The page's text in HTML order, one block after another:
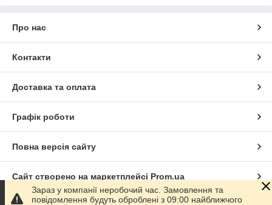
Про нас
Контакти
Доставка та оплата
Графік роботи
Повна версія сайту
Сайт створено на маркетплейсі Prom.ua
Зараз у компанії неробочий час. Замовлення та
повідомлення будуть оброблені з 09:00 найближчого